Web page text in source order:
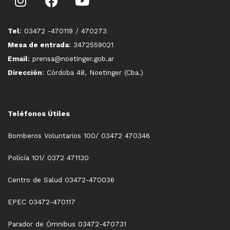
Tel: 03472 -470119 / 470273
Mesa de entrada: 3472559021
Email: prensa@noetinger.gob.ar
Dirección: Córdoba 48, Noetinger (Cba.)
Teléfonos Útiles
Bomberos Voluntarios 100/ 03472 470346
Policía 101/ 0372 471130
Centro de Salud 03472-470036
EPEC 03472-470117
Parador de Ómnibus 03472-470731